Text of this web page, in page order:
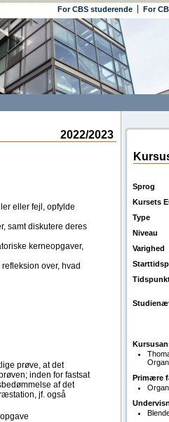
For CBS studerende For
2022/2023
eller fejl, opfylde
samt diskutere deres
kerneopgaver,
over, hvad
prøve, at det
inden for fastsat
af det
jf. også
Sprog
Kursets
Type
Niveau
Varighed
Primære